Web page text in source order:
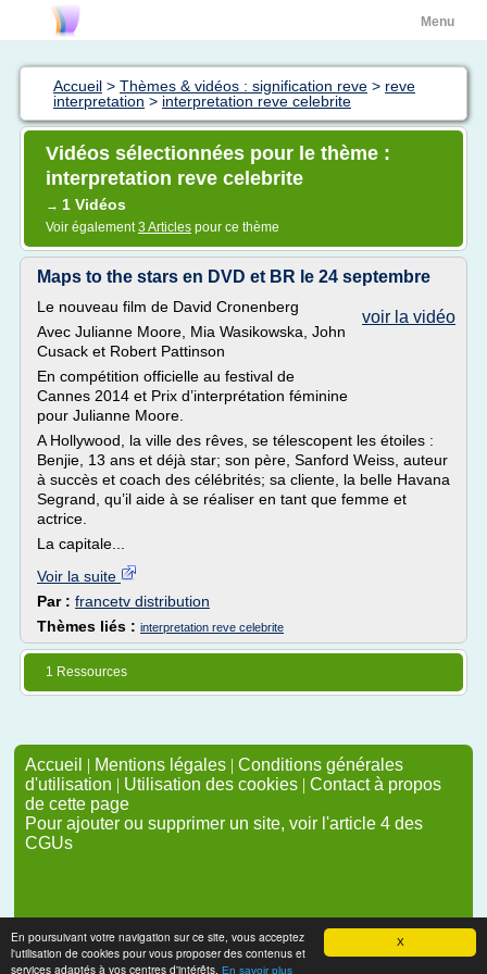
X
En poursuivant votre navigation sur ce site, vous acceptez
l'utilisation de cookies pour vous proposer des contenus et
services adaptés à vos centres d'intérêts. En savoir plus
Menu
Accueil > Thèmes & vidéos : signification reve > reve
interpretation > interpretation reve celebrite
Vidéos sélectionnées pour le thème :
interpretation reve celebrite
→ 1 Vidéos
Voir également3 Articles pour ce thème
Maps to the stars en DVD et BR le 24 septembre
voir la vidéo
Le nouveau film de David Cronenberg
Avec Julianne Moore, Mia Wasikowska, John
Cusack et Robert Pattinson
En compétition officielle au festival de
Cannes 2014 et Prix d’interprétation féminine
pour Julianne Moore.
A Hollywood, la ville des rêves, se télescopent les étoiles :
Benjie, 13 ans et déjà star; son père, Sanford Weiss, auteur
à succès et coach des célébrités; sa cliente, la belle Havana
Segrand, qu’il aide à se réaliser en tant que femme et
actrice.
La capitale...
Voir la suite
Par : francetv distribution
Thèmes liés : interpretation reve celebrite
1 Ressources
Accueil | Mentions légales | Conditions générales
d'utilisation | Utilisation des cookies | Contact à propos
de cette page
Pour ajouter ou supprimer un site, voir l'article 4 des
CGUs